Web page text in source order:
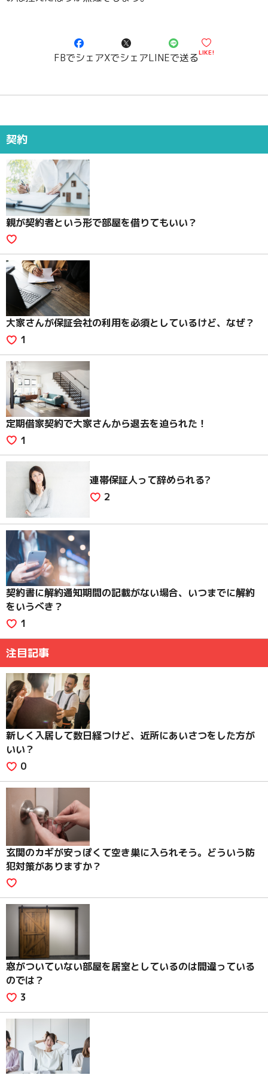
FBでシェアXでシェアLINEで送るLIKE!
契約
親が契約者という形で部屋を借りてもいい？
大家さんが保証会社の利用を必須としているけど、なぜ？
1
定期借家契約で大家さんから退去を迫られた！
1
連帯保証人って辞められる?
2
契約書に解約通知期間の記載がない場合、いつまでに解約
をいうべき？
1
注目記事
新しく入居して数日経つけど、近所にあいさつをした方が
いい？
0
玄関のカギが安っぽくて空き巣に入られそう。どういう防
犯対策がありますか？
窓がついていない部屋を居室としているのは間違っている
のでは？
3